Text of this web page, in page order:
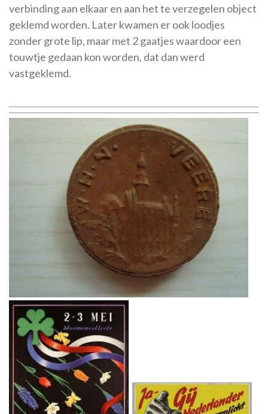
verbinding aan elkaar en aan het te verzegelen object
geklemd worden. Later kwamen er ook loodjes
zonder grote lip, maar met 2 gaatjes waardoor een
touwtje gedaan kon worden, dat dan werd
vastgeklemd.